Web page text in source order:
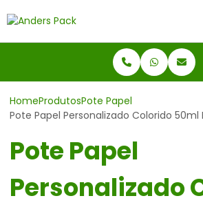
HomeProdutosPote Papel
Pote Papel Personalizado Colorido 50ml
Pote Papel
Personalizado